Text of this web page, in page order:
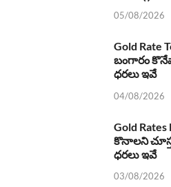
05/08/2026
Gold Rate
బంగారం
ధరలు ఇవే
04/08/2026
Gold
కొనాలని
ధరలు ఇవే
03/08/2026